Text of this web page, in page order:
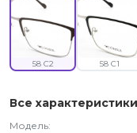
58 C2 58 C1
Все
Модель: